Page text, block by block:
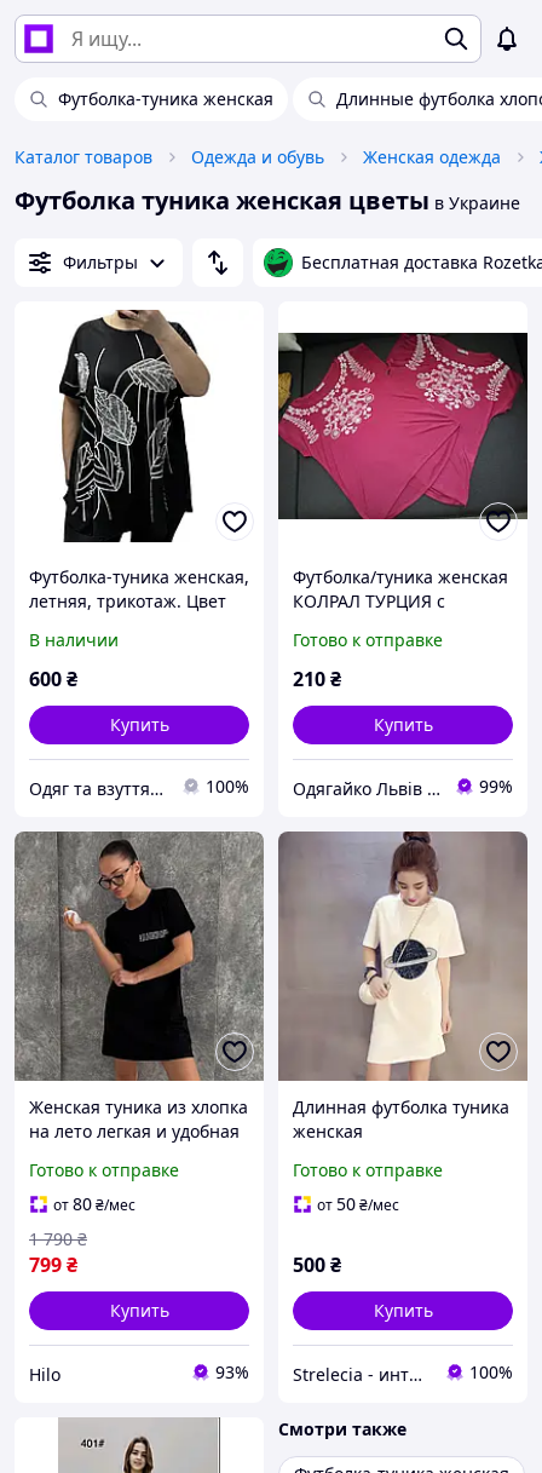
Футболка-туника женская Длинные футболка
Каталог товаров Одежда и обувь Женская одежда
Футболка туника женская цветы в Украине
Фильтры Бесплатная доставка
Футболка-туника женская,
летняя, трикотаж. Цвет
салатовый. Размер 54-56,
58-60, 62-64.
В наличии
600₴
Купить
Одяг та взуття NataLI 100%
Футболка/туника женская
КОЛРАЛ ТУРЦИЯ с
98см КОТТОН тянеться
сильно
Готово к отправке
210₴
Купить
Одягайко Львів інтернет-магазин 99%
Женская туника из хлопка
на лето легкая и удобная
молодежная
повседневная длинная
футболка с принтом
Готово к отправке
от80₴/мес
799₴
1 790 ₴
Купить
Hilo 93%
Длинная футболка туника
женская
Готово к отправке
от50₴/мес
500₴
Купить
Strelecia - интернет-магазин 100%
Смотри также